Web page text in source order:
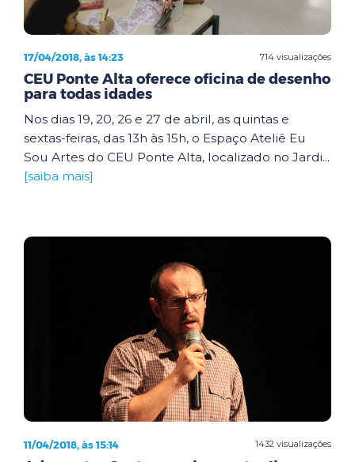
714 visualizações
17/04/2018, às 14:23
CEU Ponte Alta oferece oficina de desenho
para todas idades
Nos dias 19, 20, 26 e 27 de abril, as quintas e
sextas-feiras, das 13h às 15h, o Espaço Ateliê Eu
Sou Artes do CEU Ponte Alta, localizado no Jardi...
[saiba mais]
1432 visualizações
11/04/2018, às 15:14